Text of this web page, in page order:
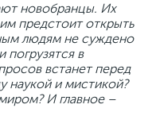
новобранцы. Их
предстоит открыть
людям не суждено
погрузятся в
встанет перед
наукой и мистикой?
И главное –